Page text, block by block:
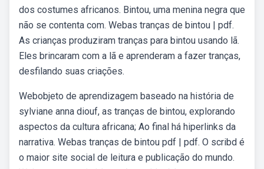
dos costumes africanos. Bintou, uma menina negra que
não se contenta com. Webas tranças de bintou | pdf.
As crianças produziram tranças para bintou usando lã.
Eles brincaram com a lã e aprenderam a fazer tranças,
desfilando suas criações.
Webobjeto de aprendizagem baseado na história de
sylviane anna diouf, as tranças de bintou, explorando
aspectos da cultura africana; Ao final há hiperlinks da
narrativa. Webas tranças de bintou pdf | pdf. O scribd é
o maior site social de leitura e publicação do mundo.